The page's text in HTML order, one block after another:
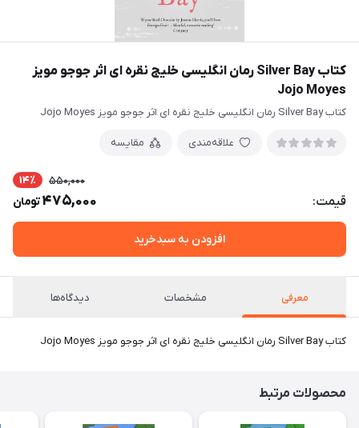
کتاب Silver Bay رمان انگلیسی خلیج نقره ای اثر جوجو مویز
Jojo Moyes
کتاب Silver Bay رمان انگلیسی خلیج نقره ای اثر جوجو مویز Jojo Moyes
علاقه‌مندی مقایسه
قیمت:
550,000 14٪
475,000تومان
افزودن به سبدخرید
معرفی مشخصات دیدگاه‌ها
کتاب Silver Bay رمان انگلیسی خلیج نقره ای اثر جوجو مویز Jojo Moyes
محصولات مرتبط